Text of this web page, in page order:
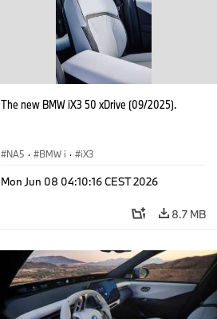
The new BMW iX3 50 xDrive (09/2025).
NA5 · BMW i · iX3
Mon Jun 08 04:10:16 CEST 2026
8.7 MB